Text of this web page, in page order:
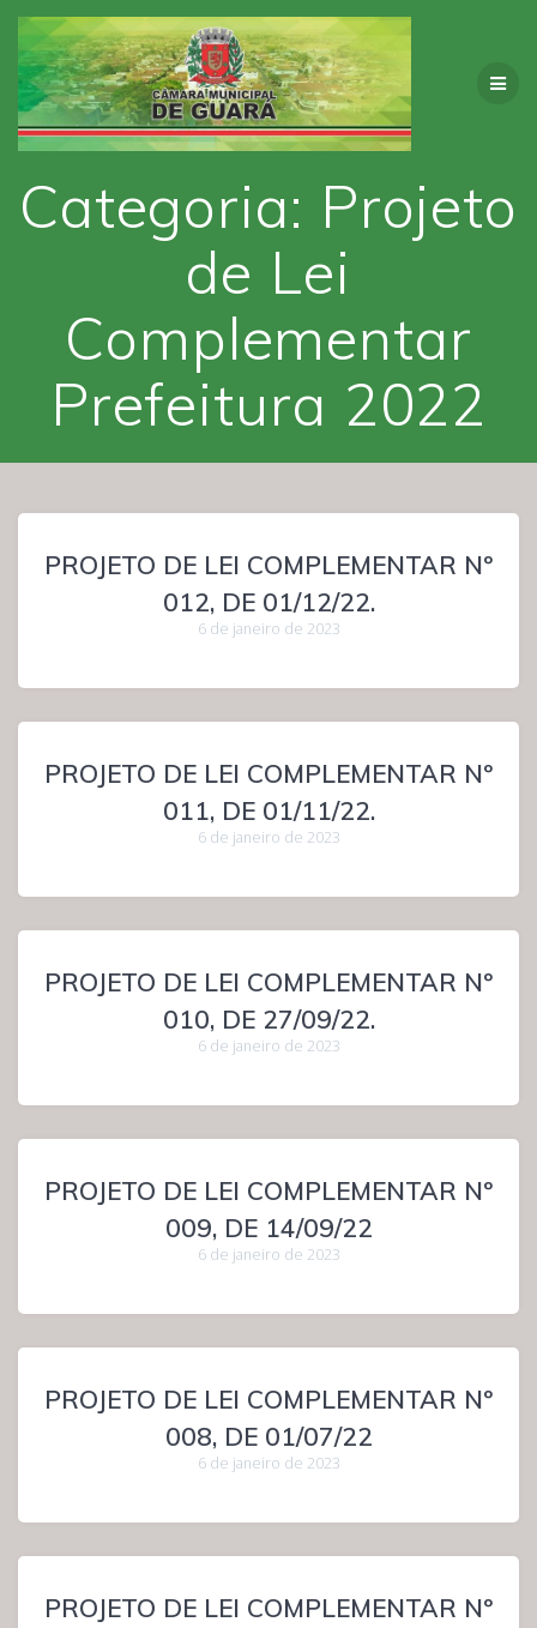
Skip
to
content
Categoria: Projeto
de Lei
Complementar
Prefeitura 2022
PROJETO DE LEI COMPLEMENTAR Nº
012, DE 01/12/22.
6 de janeiro de 2023
PROJETO DE LEI COMPLEMENTAR Nº
011, DE 01/11/22.
6 de janeiro de 2023
PROJETO DE LEI COMPLEMENTAR Nº
010, DE 27/09/22.
6 de janeiro de 2023
PROJETO DE LEI COMPLEMENTAR Nº
009, DE 14/09/22
6 de janeiro de 2023
PROJETO DE LEI COMPLEMENTAR Nº
008, DE 01/07/22
6 de janeiro de 2023
PROJETO DE LEI COMPLEMENTAR Nº